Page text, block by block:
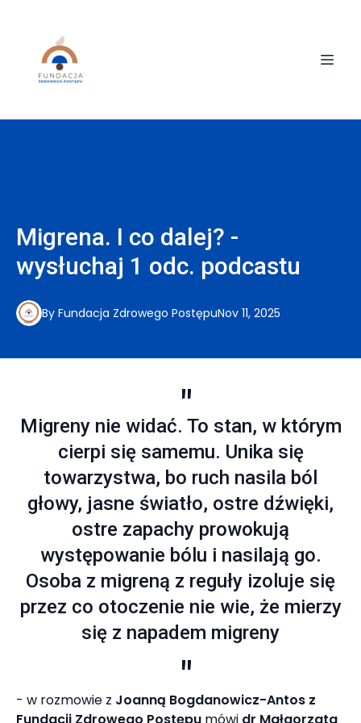
Migrena. I co dalej? -
wysłuchaj 1 odc. podcastu
Nov 11, 2025
By Fundacja Zdrowego Postępu
Migreny nie widać. To stan, w którym
cierpi się samemu. Unika się
towarzystwa, bo ruch nasila ból
głowy, jasne światło, ostre dźwięki,
ostre zapachy prowokują
występowanie bólu i nasilają go.
Osoba z migreną z reguły izoluje się
przez co otoczenie nie wie, że mierzy
się z napadem migreny
- w rozmowie z Joanną Bogdanowicz-Antos z